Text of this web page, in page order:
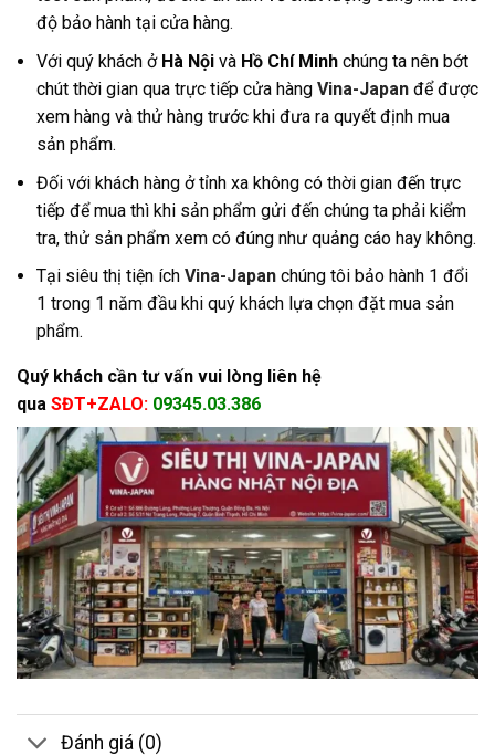
độ bảo hành tại cửa hàng.
Với quý khách ở Hà Nội và Hồ Chí Minh chúng ta nên bớt
chút thời gian qua trực tiếp cửa hàng Vina-Japan để được
xem hàng và thử hàng trước khi đưa ra quyết định mua
sản phẩm.
Đối với khách hàng ở tỉnh xa không có thời gian đến trực
tiếp để mua thì khi sản phẩm gửi đến chúng ta phải kiểm
tra, thử sản phẩm xem có đúng như quảng cáo hay không.
Tại siêu thị tiện ích Vina-Japan chúng tôi bảo hành 1 đổi
1 trong 1 năm đầu khi quý khách lựa chọn đặt mua sản
phẩm.
Quý khách cần tư vấn vui lòng liên hệ
qua SĐT+ZALO: 09345.03.386
Đánh giá (0)